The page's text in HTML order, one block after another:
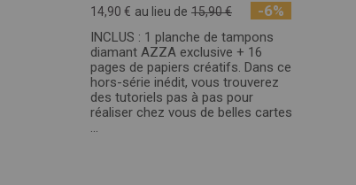
14,90 € au lieu de 15,90 € -6%
INCLUS : 1 planche de tampons
diamant AZZA exclusive + 16
pages de papiers créatifs. Dans ce
hors-série inédit, vous trouverez
des tutoriels pas à pas pour
réaliser chez vous de belles cartes
...